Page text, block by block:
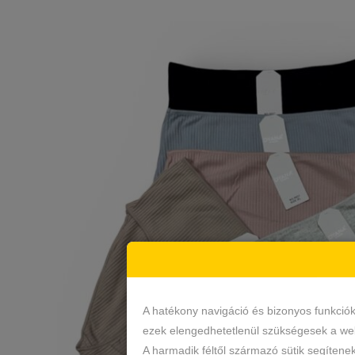
A hatékony navigáció és bizonyos
ezek elengedhetetlenül szükségesek a
A harmadik féltől származó sütik